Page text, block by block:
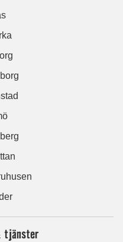
tjänster